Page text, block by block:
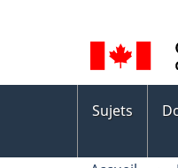
de
la
langue
des
Sujets